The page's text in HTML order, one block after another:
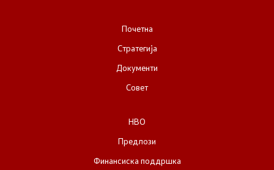
Почетна
Стратегија
Документи
Совет
НВО
Предлози
Финансиска поддршка